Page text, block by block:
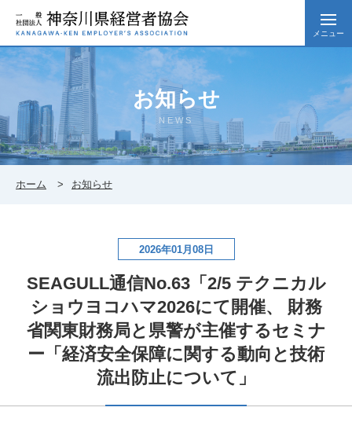
メニュー
お知らせ
NEWS
ホーム お知らせ
2026年01月08日
SEAGULL通信No.63「2/5 テクニカル
ショウヨコハマ2026にて開催、 財務
省関東財務局と県警が主催するセミナ
ー「経済安全保障に関する動向と技術
流出防止について」